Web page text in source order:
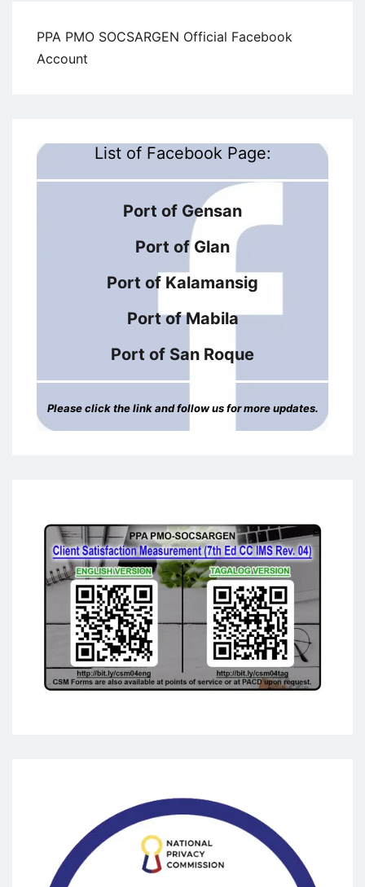
PPA PMO SOCSARGEN Official Facebook
Account
List of Facebook Page:
Port of Gensan
Port of Glan
Port of Kalamansig
Port of Mabila
Port of San Roque
Please click the link and follow us for more updates.